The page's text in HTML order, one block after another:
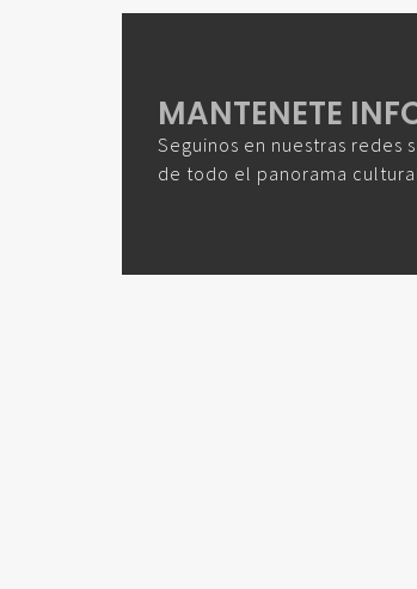
MANTENETE
Seguinos en nuestras redes
de todo el panorama cultural.